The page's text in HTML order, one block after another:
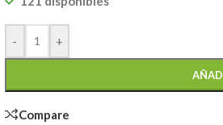
- +
Compare